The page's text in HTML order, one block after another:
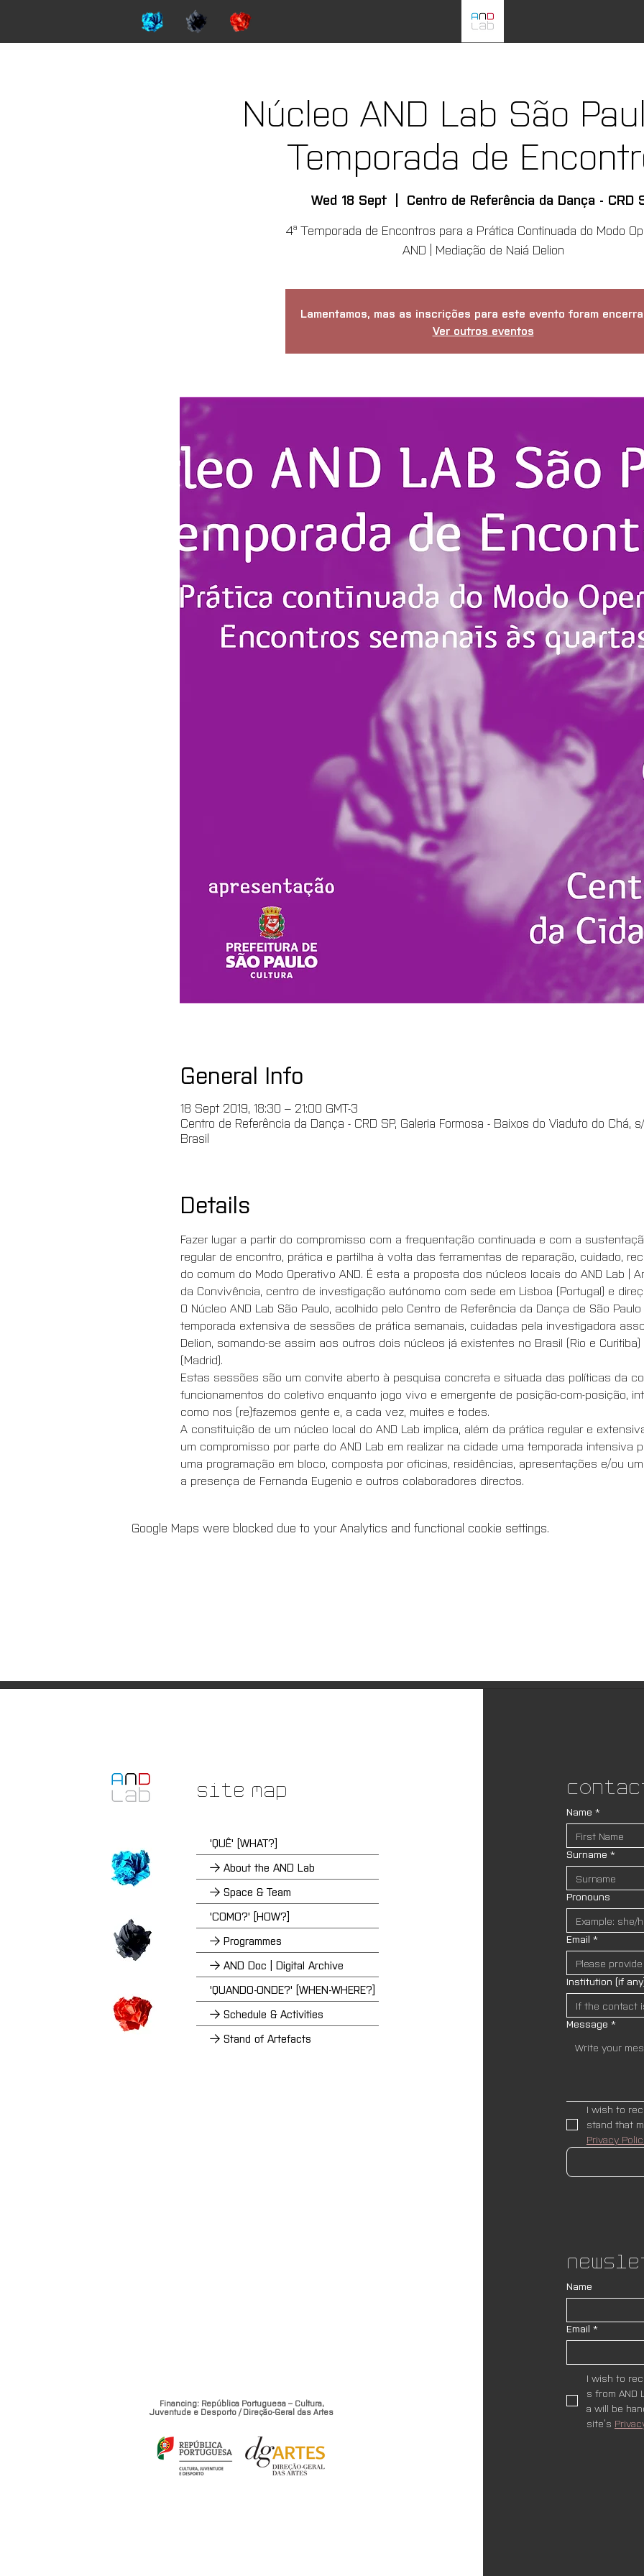
Núcleo AND Lab São
Temporada de
Wed 18 Sept
  |
Centro de Referência da Dança - CRD
4ª Temporada de Encontros para a Prática Continuada do Modo
AND | Mediação de Naiá Delion
Lamentamos, mas as inscrições para este evento foram
Ver outros eventos
General Info
18 Sept 2019, 18:30 – 21:00 GMT-3
Centro de Referência da Dança - CRD SP, Galeria Formosa - Baixos do Viaduto do Chá,
Brasil
Details
Fazer lugar a partir do compromisso com a frequentação continuada e com a
regular de encontro, prática e partilha à volta das ferramentas de reparação, cuidado,
do comum do Modo Operativo AND. É esta a proposta dos núcleos locais do AND Lab |
da Convivência, centro de investigação autónomo com sede em Lisboa (Portugal) e
O Núcleo AND Lab São Paulo, acolhido pelo Centro de Referência da Dança de São
temporada extensiva de sessões de prática semanais, cuidadas pela investigadora
Delion, somando-se assim aos outros dois núcleos já existentes no Brasil (Rio e
(Madrid).
Estas sessões são um convite aberto à pesquisa concreta e situada das políticas da
funcionamentos do coletivo enquanto jogo vivo e emergente de posição-com-posição,
como nos (re)fazemos gente e, a cada vez, muites e todes.
A constituição de um núcleo local do AND Lab implica, além da prática regular e
um compromisso por parte do AND Lab em realizar na cidade uma temporada intensiva
uma programação em bloco, composta por oficinas, residências, apresentações e/ou
a presença de Fernanda Eugenio e outros colaboradores directos.
Google Maps were blocked due to your Analytics and functional cookie settings.
Site Map
'QUÊ' [WHAT?]
→ About the AND Lab
→ Space & Team
'COMO?' [HOW?]
→ Programmes
→ AND Doc | Digital Archive
'QUANDO-ONDE?' [WHEN-WHERE?]
→ Schedule & Activities
→ Stand of Artefacts
Financing: República Portuguesa – Cultura,
Juventude e Desporto / Direção-Geral das Artes
Name *
Surname *
Pronouns
Email *
Institution (if
Message *
I wish to
Privacy
Name
Email *
I wish to
s from AND
a will be
site’s